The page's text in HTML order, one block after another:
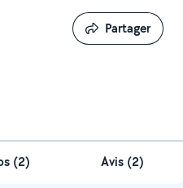
Partager
Partager
(2) Avis (2)